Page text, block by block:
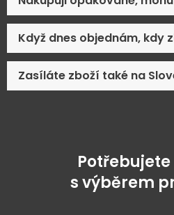
Když dnes objednám, kdy
Zasíláte zboží také na
s výběrem